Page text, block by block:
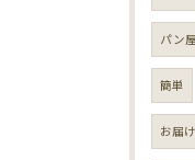
パン屋
簡単
お届